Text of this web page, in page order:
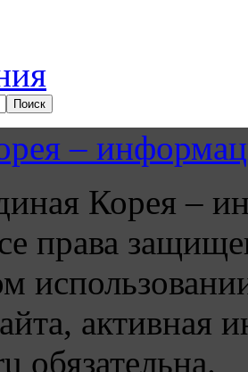
–
Корея –
права
активная
обязательна.